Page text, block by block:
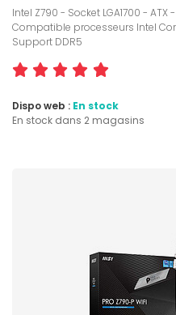
Intel Z790 - Socket LGA1700 -
Compatible processeurs Intel
Support DDR5
Dispo web : En stock
En stock dans 2 magasins